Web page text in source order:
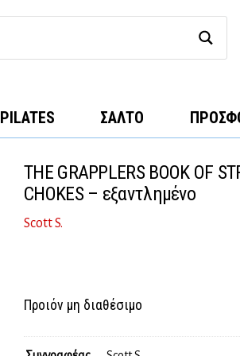
PILATES ΣΑΛΤΟ
THE GRAPPLERS BOOK OF
CHOKES – εξαντλημένο
Scott S.
Προιόν μη διαθέσιμο